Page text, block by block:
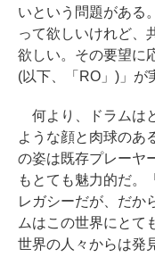
いという問題がある
って欲しいけれど、
欲しい。その要望に
(以下、「RO」)」が
何より、ドラムは
ような顔と肉球のあ
の姿は既存プレーヤ
もとても魅力的だ。
レガシーだが、だか
ムはこの世界にとて
世界の人々からは発